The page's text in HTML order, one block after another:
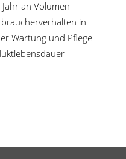
an Volumen
in
Wartung und Pflege